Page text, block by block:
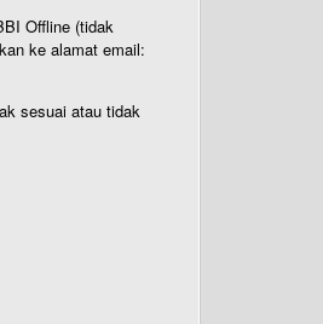
Offline (tidak
ke alamat email:
sesuai atau tidak